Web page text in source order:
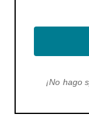
¡No hago